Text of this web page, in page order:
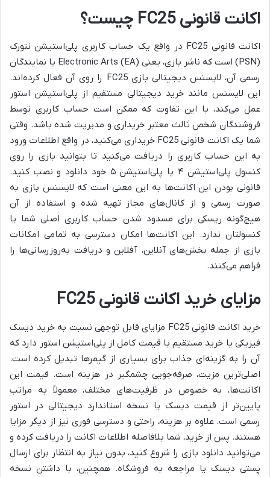
اکانت قانونی FC25 چیست؟
اکانت قانونی FC25 در واقع یک حساب کاربری پلی‌استیشن نتورک
(PSN) است که ناشر بازی، یعنی Electronic Arts (EA) یا نمایندگان
رسمی آن، لایسنس دیجیتالی بازی FC25 را روی آن فعال کرده‌اند.
این لایسنس مانند خرید دیجیتالی مستقیم از پلی‌استیشن استور
عمل می‌کند، با این تفاوت که ممکن است حساب کاربری توسط
فروشندگان شخص ثالث معتبر خریداری و مدیریت شده باشد. وقتی
شما یک اکانت قانونی FC25 خریداری می‌کنید، در واقع اطلاعات ورود
به این حساب کاربری را دریافت می‌کنید تا بتوانید بازی را روی
کنسول پلی‌استیشن ۴ یا پلی‌استیشن ۵ خود دانلود و نصب کنید.
قانونی بودن این اکانت‌ها به این معنی است که لایسنس بازی به
صورت رسمی و از کانال‌های مجاز تهیه شده و استفاده از آن
هیچ‌گونه ریسکی برای مسدود شدن حساب کاربری اصلی شما یا
کنسولتان ندارد. این اکانت‌ها امکان دسترسی به تمامی امکانات
بازی از جمله بخش‌های آنلاین، آفلاین و دریافت به‌روزرسانی‌ها را
فراهم می‌کنند.
مزایای خرید اکانت قانونی FC25
خرید اکانت قانونی FC25 مزایای قابل توجهی نسبت به خرید دیسک
فیزیکی یا خرید مستقیم با قیمت کامل از پلی‌استیشن استور دارد که
آن را به گزینه‌ای جذاب برای بسیاری از گیمرها تبدیل کرده است.
اصلی‌ترین مزیت، صرفه‌جویی چشمگیر در هزینه است. قیمت این
اکانت‌ها، به خصوص در ظرفیت‌های مختلف، معمولاً به مراتب
پایین‌تر از قیمت دیسک یا نسخه استاندارد دیجیتالی در استور
رسمی است. علاوه بر هزینه، راحتی و دسترسی فوری نیز از دیگر مزایا
هستند. پس از خرید، شما بلافاصله اطلاعات اکانت را دریافت کرده و
می‌توانید دانلود بازی را شروع کنید، بدون نیاز به انتظار برای ارسال
پستی دیسک یا مراجعه به فروشگاه. همچنین، با داشتن نسخه